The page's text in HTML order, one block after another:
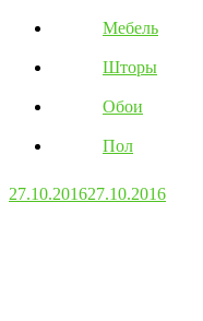
Мебель
Шторы
Обои
Пол
27.10.201627.10.2016